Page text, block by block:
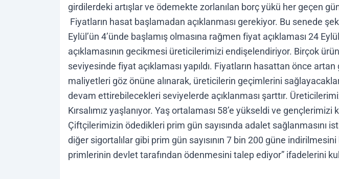
girdilerdeki artışlar ve ödemekte zorlanılan borç yükü her geçen
Fiyatların hasat başlamadan açıklanması gerekiyor. Bu senede
Eylül’ün 4’ünde başlamış olmasına rağmen fiyat açıklaması 24
açıklamasının gecikmesi üreticilerimizi endişelendiriyor. Birçok
seviyesinde fiyat açıklaması yapıldı. Fiyatların hasattan önce
maliyetleri göz önüne alınarak, üreticilerin geçimlerini
devam ettirebilecekleri seviyelerde açıklanması şarttır.
Kırsalımız yaşlanıyor. Yaş ortalaması 58’e yükseldi ve gençlerimizi
Çiftçilerimizin ödedikleri prim gün sayısında adalet sağlanmasını
diğer sigortalılar gibi prim gün sayısının 7 bin 200 güne
primlerinin devlet tarafından ödenmesini talep ediyor” ifadelerini